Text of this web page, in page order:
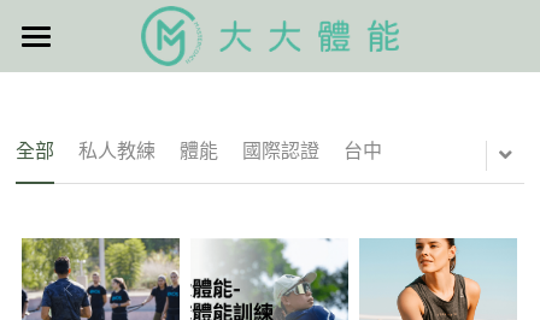
逢甲高球
首頁
EXOS
課程表
全部 私人教練 體能 國際認證 台中
商品分類
部落格分類